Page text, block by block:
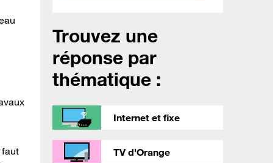
faut
Trouvez une
réponse par
thématique :
Internet et fixe
TV d'Orange